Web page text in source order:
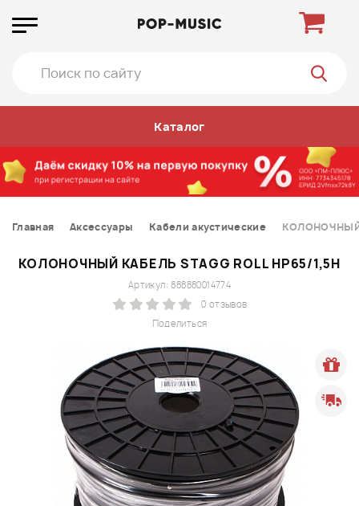
Каталог
Главная Аксессуары Кабели акустические КОЛОНОЧНЫЙ
КОЛОНОЧНЫЙ КАБЕЛЬ STAGG ROLL HP65/1,5H
Поделиться
Артикул: 888880014774
0 отзывов